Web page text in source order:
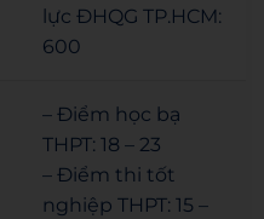
lực ĐHQG TP.HCM:
600
– Điểm học bạ
THPT: 18 – 23
– Điểm thi tốt
nghiệp THPT: 15 –